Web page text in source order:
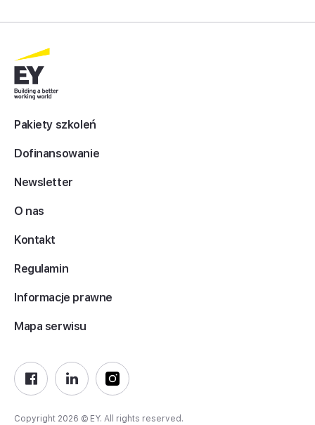
Pakiety szkoleń
Dofinansowanie
Newsletter
O nas
Kontakt
Regulamin
Informacje prawne
Mapa serwisu
Copyright 2026 © EY. All rights reserved.